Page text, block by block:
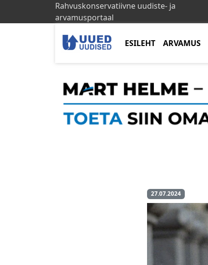
Rahvuskonservatiivne uudiste- ja
arvamusportaal
ESILEHT ARVAMUS
27.07.2024